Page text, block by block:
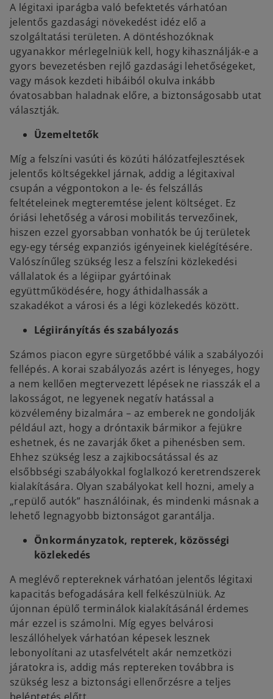
A légitaxi iparágba való befektetés várhatóan
jelentős gazdasági növekedést idéz elő a
szolgáltatási területen. A döntéshozóknak
ugyanakkor mérlegelniük kell, hogy kihasználják-e a
gyors bevezetésben rejlő gazdasági lehetőségeket,
vagy mások kezdeti hibáiból okulva inkább
óvatosabban haladnak előre, a biztonságosabb utat
választják.
Üzemeltetők
Míg a felszíni vasúti és közúti hálózatfejlesztések
jelentős költségekkel járnak, addig a légitaxival
csupán a végpontokon a le- és felszállás
feltételeinek megteremtése jelent költséget. Ez
óriási lehetőség a városi mobilitás tervezőinek,
hiszen ezzel gyorsabban vonhatók be új területek
egy-egy térség expanziós igényeinek kielégítésére.
Valószínűleg szükség lesz a felszíni közlekedési
vállalatok és a légiipar gyártóinak
együttműködésére, hogy áthidalhassák a
szakadékot a városi és a légi közlekedés között.
Légiirányítás és szabályozás
Számos piacon egyre sürgetőbbé válik a szabályozói
fellépés. A korai szabályozás azért is lényeges, hogy
a nem kellően megtervezett lépések ne riasszák el a
lakosságot, ne legyenek negatív hatással a
közvélemény bizalmára – az emberek ne gondolják
például azt, hogy a dróntaxik bármikor a fejükre
eshetnek, és ne zavarják őket a pihenésben sem.
Ehhez szükség lesz a zajkibocsátással és az
elsőbbségi szabályokkal foglalkozó keretrendszerek
kialakítására. Olyan szabályokat kell hozni, amely a
„repülő autók” használóinak, és mindenki másnak a
lehető legnagyobb biztonságot garantálja.
Önkormányzatok, repterek, közösségi
közlekedés
A meglévő reptereknek várhatóan jelentős légitaxi
kapacitás befogadására kell felkészülniük. Az
újonnan épülő terminálok kialakításánál érdemes
már ezzel is számolni. Míg egyes belvárosi
leszállóhelyek várhatóan képesek lesznek
lebonyolítani az utasfelvételt akár nemzetközi
járatokra is, addig más reptereken továbbra is
szükség lesz a biztonsági ellenőrzésre a teljes
o
p